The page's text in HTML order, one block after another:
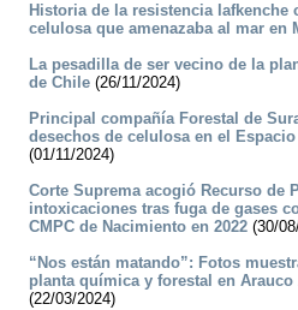
Historia de la resistencia lafkenche
celulosa que amenazaba al mar en
La pesadilla de ser vecino de la
de Chile (26/11/2024)
Principal compañía Forestal de
desechos de celulosa en el
(01/11/2024)
Corte Suprema acogió Recurso de
intoxicaciones tras fuga de gases
CMPC de Nacimiento en 2022 (30/
“Nos están matando”: Fotos
planta química y forestal en
(22/03/2024)